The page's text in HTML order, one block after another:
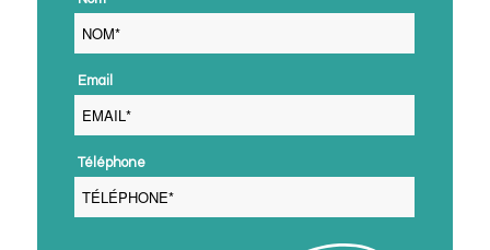
Email
Téléphone